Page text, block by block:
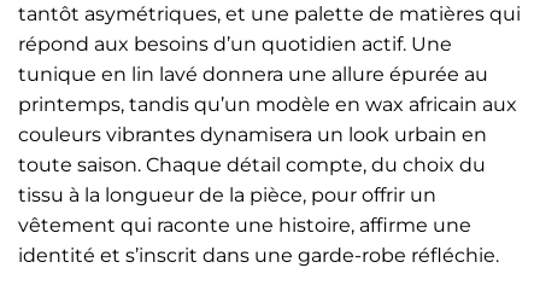
tantôt asymétriques, et une palette de matières qui
répond aux besoins d’un quotidien actif. Une
tunique en lin lavé donnera une allure épurée au
printemps, tandis qu’un modèle en wax africain aux
couleurs vibrantes dynamisera un look urbain en
toute saison. Chaque détail compte, du choix du
tissu à la longueur de la pièce, pour offrir un
vêtement qui raconte une histoire, affirme une
identité et s’inscrit dans une garde-robe réfléchie.